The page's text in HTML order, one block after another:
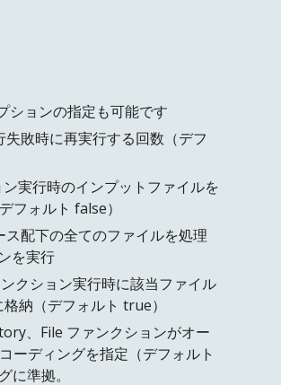
ションの指定も可能です
敗時に再実行する回数（デフ
実行時のインプットファイルを
フォルト false）
配下の全てのファイルを処理
を実行
クション実行時に該当ファイル
納（デフォルト true）
、File ファンクションがオー
ーディングを指定（デフォルト
準拠。